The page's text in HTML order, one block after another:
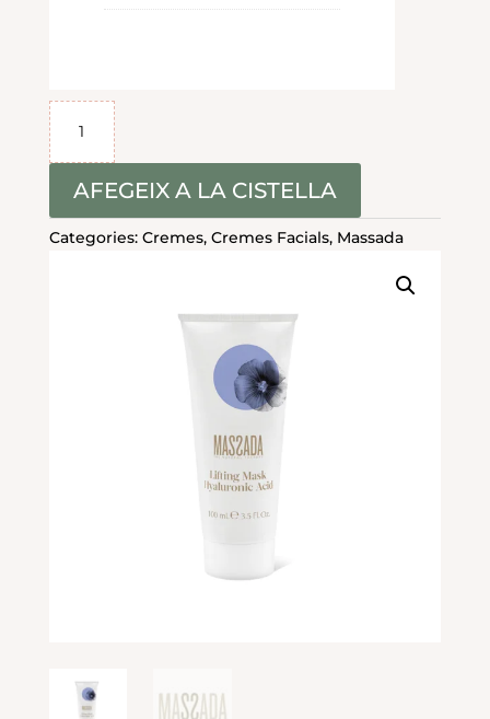
quantitat
de
MASCARILLA
LIFTING
ÁCIDO
HIALURÓNICO
AFEGEIX A LA CISTELLA
Categories: Cremes, Cremes Facials, Massada